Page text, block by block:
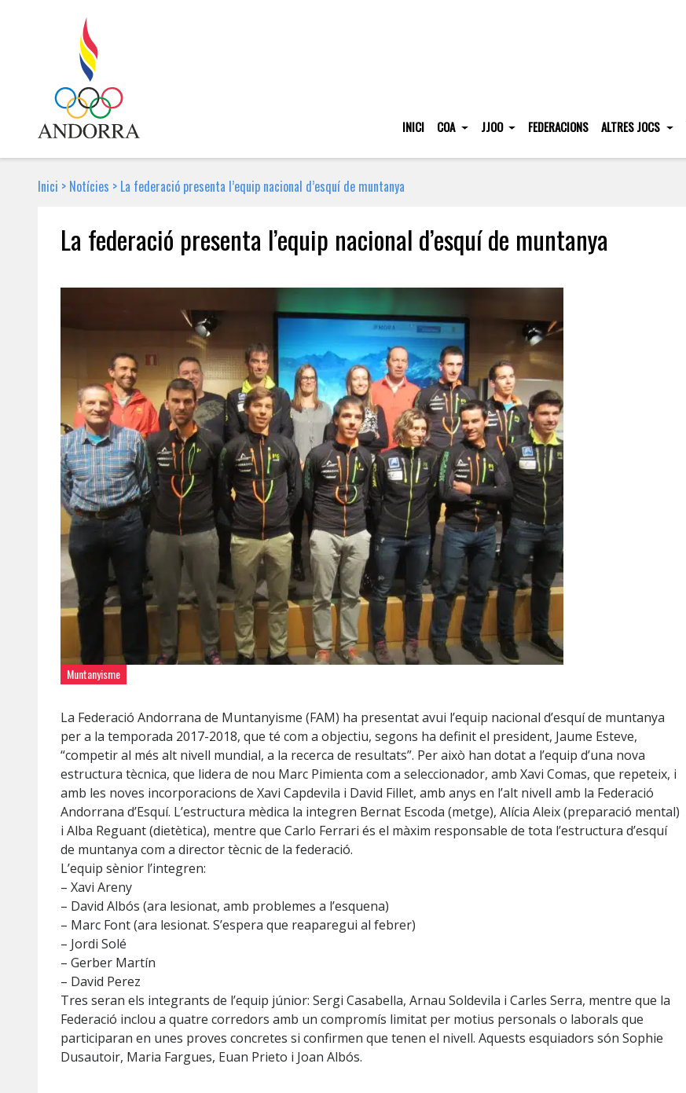
INICI COA JJOO FEDERACIONS ALTRES JOCS
Inici > Notícies > La federació presenta l’equip nacional d’esquí de muntanya
La federació presenta l’equip nacional d’esquí de muntanya
Muntanyisme
La Federació Andorrana de Muntanyisme (FAM) ha presentat avui l’equip nacional d’esquí de muntanya
per a la temporada 2017-2018, que té com a objectiu, segons ha definit el president, Jaume Esteve,
“competir al més alt nivell mundial, a la recerca de resultats”. Per això han dotat a l’equip d’una nova
estructura tècnica, que lidera de nou Marc Pimienta com a seleccionador, amb Xavi Comas, que repeteix, i
amb les noves incorporacions de Xavi Capdevila i David Fillet, amb anys en l’alt nivell amb la Federació
Andorrana d’Esquí. L’estructura mèdica la integren Bernat Escoda (metge), Alícia Aleix (preparació mental)
i Alba Reguant (dietètica), mentre que Carlo Ferrari és el màxim responsable de tota l’estructura d’esquí
de muntanya com a director tècnic de la federació.
L’equip sènior l’integren:
– Xavi Areny
– David Albós (ara lesionat, amb problemes a l’esquena)
– Marc Font (ara lesionat. S’espera que reaparegui al febrer)
– Jordi Solé
– Gerber Martín
– David Perez
Tres seran els integrants de l’equip júnior: Sergi Casabella, Arnau Soldevila i Carles Serra, mentre que la
Federació inclou a quatre corredors amb un compromís limitat per motius personals o laborals que
participaran en unes proves concretes si confirmen que tenen el nivell. Aquests esquiadors són Sophie
Dusautoir, Maria Fargues, Euan Prieto i Joan Albós.